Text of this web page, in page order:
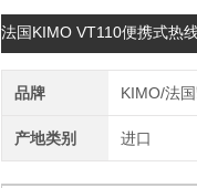
法国KIMO VT110便携式热
品牌 KIMO/法
产地类别 进口